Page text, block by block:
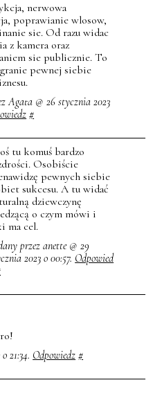
nerwowa
poprawianie wlosow,
sie. Od razu widac
z kamera oraz
sie publicznie. To
pewnej siebie
Agata @ 26 stycznia 2023
#
tu komuś bardzo
Osobiście
pewnych siebie
sukcesu. A tu widać
dziewczynę
o czym mówi i
ma cel.
przez anette @ 29
2023 o 00:57. Odpowied
21:34. Odpowiedz #